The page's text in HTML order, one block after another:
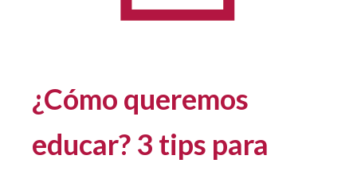
¿Cómo queremos
educar? 3 tips para